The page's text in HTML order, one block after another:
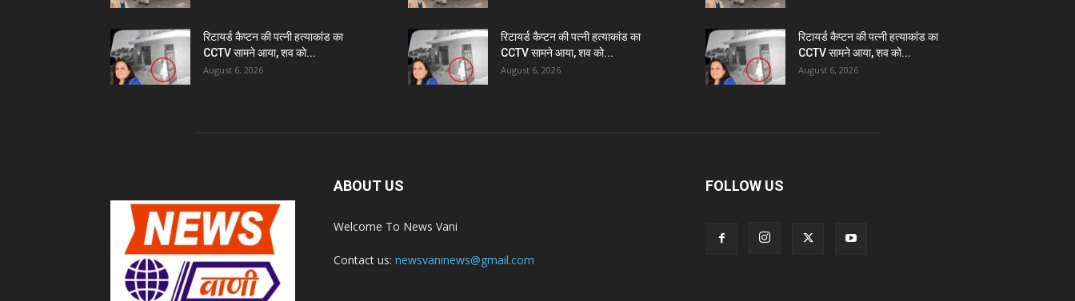
रिटायर्ड कैप्टन की पत्नी हत्याकांड का
CCTV सामने आया, शव को...
August 6, 2026
रिटायर्ड कैप्टन की पत्नी हत्याकांड का
CCTV सामने आया, शव को...
August 6, 2026
रिटायर्ड कैप्टन की पत्नी हत्याकांड का
CCTV सामने आया, शव को...
August 6, 2026
ABOUT US
Welcome To News Vani
Contact us: newsvaninews@gmail.com
FOLLOW US